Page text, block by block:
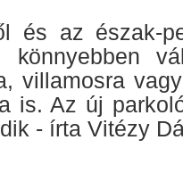
és az észak-
könnyebben
villamosra
is. Az új
- írta Vitézy